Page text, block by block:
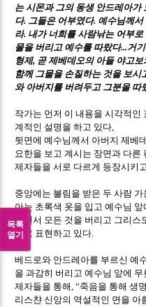
는 시몬과 그의 동생 안드레아
다. 그들은 어부였다. 예수님께
라. 내가 너희를 사람낚는 어부
물을 버리고 예수를 따랐다...거
형제, 곧 제베데오의 아들 야고
함께 그물을 손질하는 것을 보시
와 아버지를 버려두고 그분을 따
작가는 먼저 이 내용을 시각적인
계적인 설명을 하고 있다
뒷면에 예수님께서 아버지 제베
요한을 보고 계시는 장면과 다른
제자들을 서로 다르게 등장시키
중앙에는 불림을 받은 두 사람
아는 초록색 옷을 입고 예수님
키면서 모든 것을 버리고 그리
으로 표현하고 있다
베드로와 안드레아를 부르신 예
을 과감히 버리고 예수님 앞에
제자들을 통해 , “죽음을 통해 생
리스챤 신앙의 역설적인 면을
목록
열기